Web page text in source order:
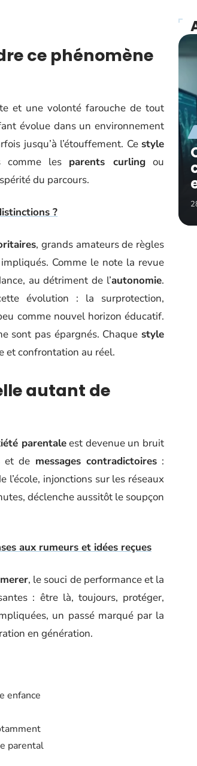
ce phénomène
et une volonté farouche de tout
évolue dans un environnement
jusqu’à l’étouffement. Ce style
comme les parents curlingou
du parcours.
?
, grands amateurs de règles
Comme le note la revue
au détriment de l’autonomie.
évolution : la surprotection,
comme nouvel horizon éducatif.
sont pas épargnés. Chaque style
et confrontation au réel.
autant de
parentaleest devenue un bruit
et de messages contradictoires:
l’école, injonctions sur les réseaux
déclenche aussitôt le soupçon
aux rumeurs et idées reçues
, le souci de performance et la
: être là, toujours, protéger,
un passé marqué par la
en génération.
enfance
parental